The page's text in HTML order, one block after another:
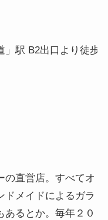
」駅 B2出口より徒歩4
の直営店。すべてオ
ドメイドによるガラ
あるとか。毎年２０